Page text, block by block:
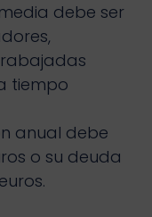
debe ser
tiempo
anual debe
o su deuda